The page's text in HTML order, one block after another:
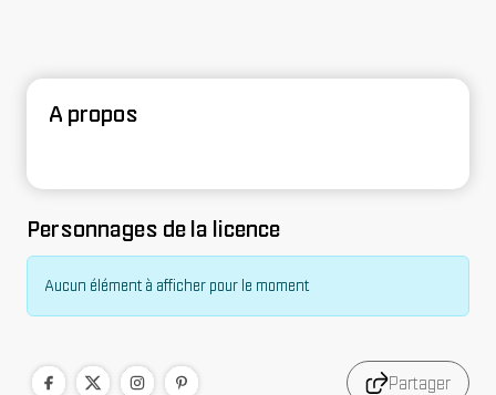
A propos
Personnages de la licence
Aucun élément à afficher pour le moment
Partager